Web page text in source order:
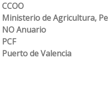
CCOO
Ministerio de Agricultura,
NO Anuario
PCF
Puerto de Valencia